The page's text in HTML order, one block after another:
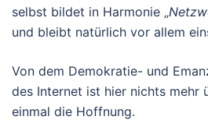
selbst bildet in Harmonie „
und bleibt natürlich vor allem
Von dem Demokratie- und
des Internet ist hier nichts mehr
einmal die Hoffnung.